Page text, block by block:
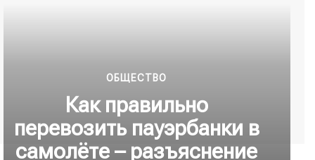
ОБЩЕСТВО
Как правильно
перевозить пауэрбанки в
самолёте – разъяснение